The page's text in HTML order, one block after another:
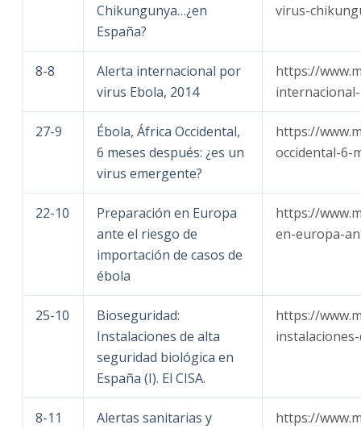
Chikungunya…¿en
España?
virus-
8-8
Alerta internacional por
virus Ebola, 2014
https://
27-9
Ébola, África Occidental,
6 meses después: ¿es un
virus emergente?
https://
occidental-6-
22-10
Preparación en Europa
ante el riesgo de
importación de casos de
ébola
https://
en-europa-
25-10
Bioseguridad:
Instalaciones de alta
seguridad biológica en
España (I). El CISA.
https://
8-11
Alertas sanitarias y
https://